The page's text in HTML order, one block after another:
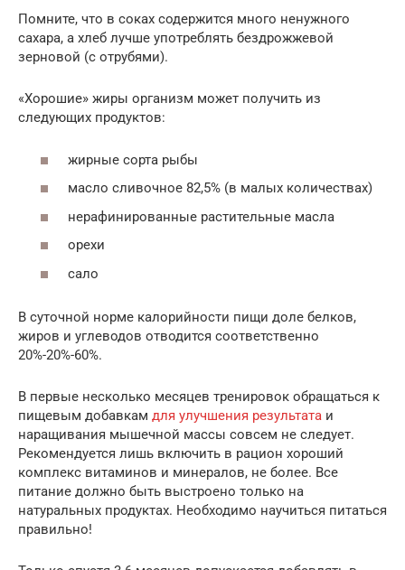
Помните, что в соках содержится много ненужного
сахара, а хлеб лучше употреблять бездрожжевой
зерновой (с отрубями).
«Хорошие» жиры организм может получить из
следующих продуктов:
жирные сорта рыбы
масло сливочное 82,5% (в малых количествах)
нерафинированные растительные масла
орехи
сало
В суточной норме калорийности пищи доле белков,
жиров и углеводов отводится соответственно
20%-20%-60%.
В первые несколько месяцев тренировок обращаться к
пищевым добавкам для улучшения результата и
наращивания мышечной массы совсем не следует.
Рекомендуется лишь включить в рацион хороший
комплекс витаминов и минералов, не более. Все
питание должно быть выстроено только на
натуральных продуктах. Необходимо научиться питаться
правильно!